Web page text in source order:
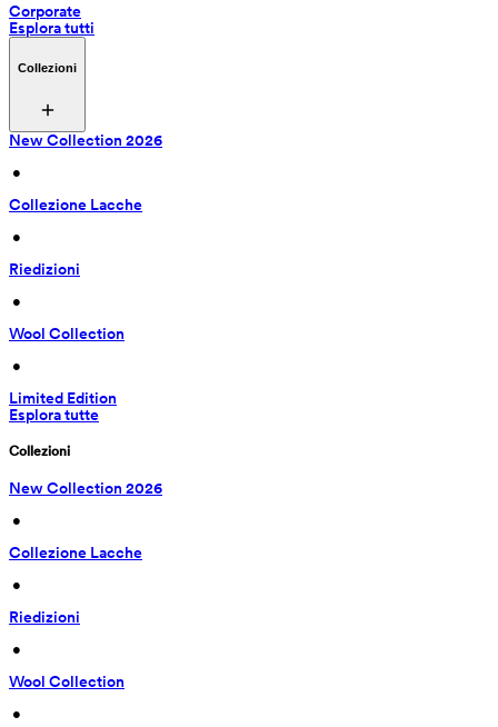
Corporate
Esplora tutti
Collezioni
New Collection 2026
•
Collezione Lacche
•
Riedizioni
•
Wool Collection
•
Limited Edition
Esplora tutte
Collezioni
New Collection 2026
•
Collezione Lacche
•
Riedizioni
•
Wool Collection
•